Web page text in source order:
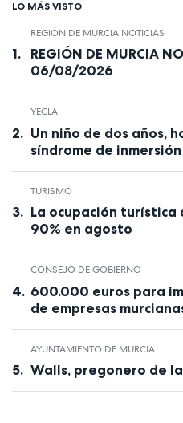
LO MÁS VISTO
REGIÓN DE MURCIA NOTICIAS
REGIÓN DE MURCIA
06/08/2026
YECLA
Un niño de dos años,
síndrome de inmersión
TURISMO
La ocupación turística
90% en agosto
CONSEJO DE GOBIERNO
600.000 euros para
de empresas
AYUNTAMIENTO DE MURCIA
Walls, pregonero de